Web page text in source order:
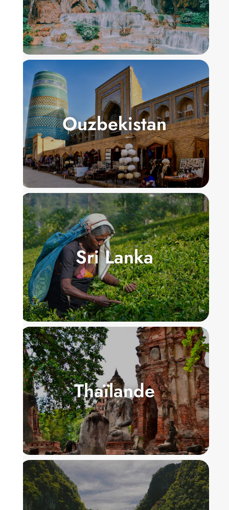
Ouzbekistan
Sri Lanka
Thaïlande